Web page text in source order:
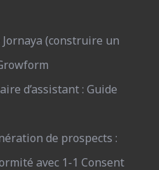
(construire un
d’assistant : Guide
de prospects :
avec 1-1 Consent